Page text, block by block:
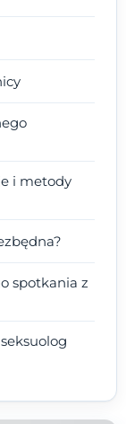
i metody
spotkania z